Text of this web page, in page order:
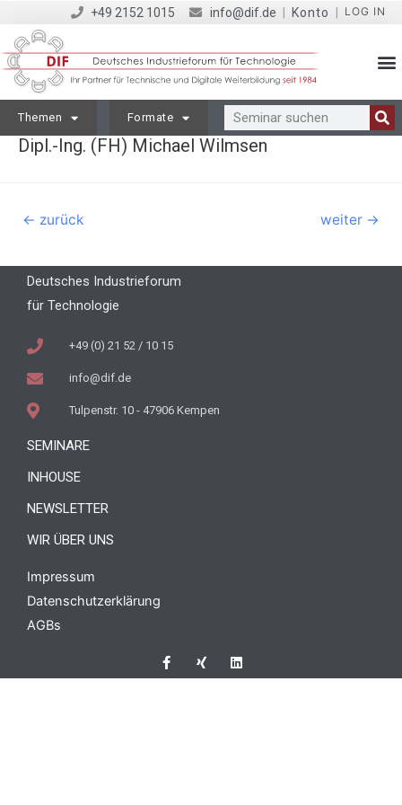
+49 2152 1015 info@dif.de Konto LOG IN
Themen Formate
Dipl.-Ing. (FH) Michael Wilmsen
← zurück weiter →
Deutsches Industrieforum
für Technologie
+49 (0) 21 52 / 10 15
info@dif.de
Tulpenstr. 10 - 47906 Kempen
SEMINARE
INHOUSE
NEWSLETTER
WIR ÜBER UNS
Impressum
Datenschutzerklärung
AGBs